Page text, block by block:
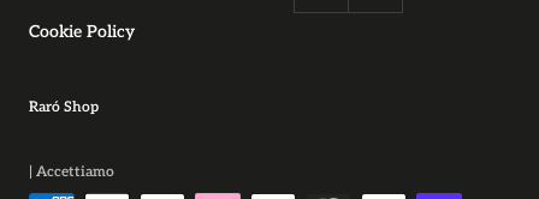
Cookie Policy
Raró Shop
| Accettiamo